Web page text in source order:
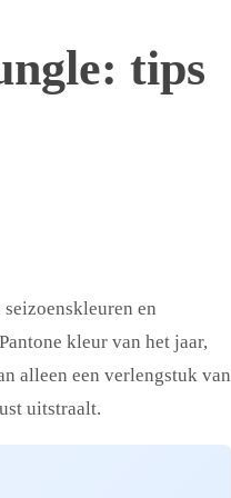
tips
en
kleur van het jaar,
alleen een verlengstuk van
uitstraalt.